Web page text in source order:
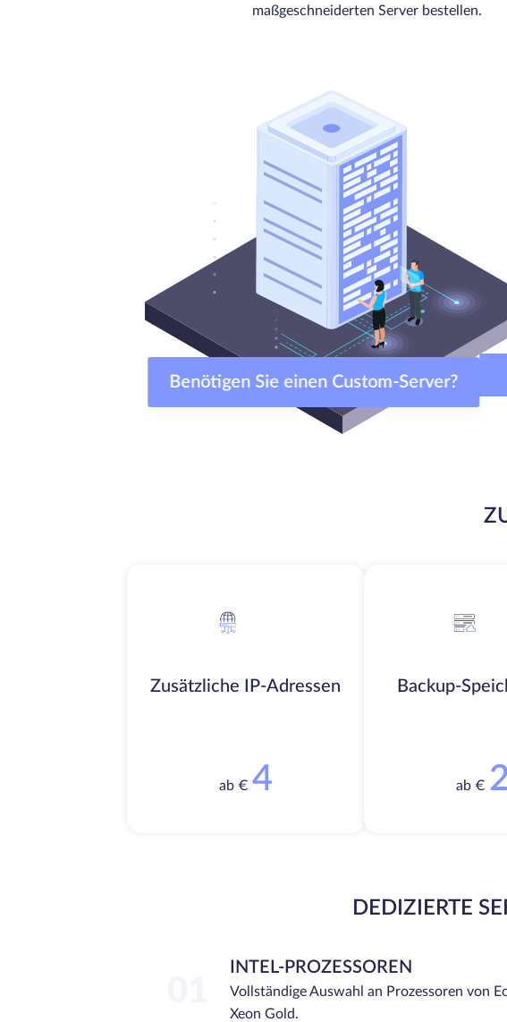
maßgeschneiderten Server bestellen.
Benötigen Sie einen Custom-Server?
Zusätzliche IP-Adressen
ab € 4
Backup-
ab €
DEDIZIERTE
INTEL-PROZESSOREN
Vollständige Auswahl an Prozessoren von
Xeon Gold.